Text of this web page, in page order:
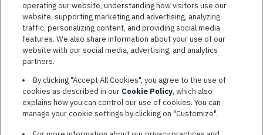
CONDITIONS GÉNÉRALES D’UTILISATION
COOKIE SETTINGS
PLAN DU SITE
PRIVACY POLICY
COOKIE CHOICES & INFO
L3HARRIS.COM
operating our website, understanding how visitors use our
website, supporting marketing and advertising, analyzing
traffic, personalizing content, and providing social media
features. We also share information about your use of our
website with our social media, advertising, and analytics
partners.
By clicking "Accept All Cookies", you agree to the use of
cookies as described in our Cookie Policy, which also
explains how you can control our use of cookies. You can
manage your cookie settings by clicking on "Customize".